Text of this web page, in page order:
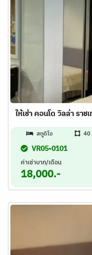
ให้เช่า คอนโด วิลล่า รา
สตูดิโอ 40
VR05-0101
ค่าเช่าบาท/เดือน
18,000.-